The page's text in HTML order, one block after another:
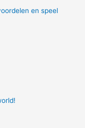
en speel